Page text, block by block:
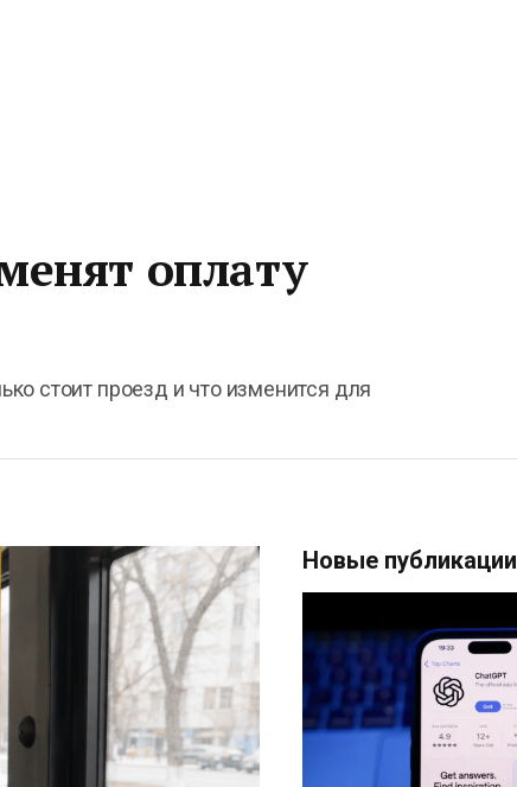
оплату
стоит проезд и что изменится для
Новые публикации